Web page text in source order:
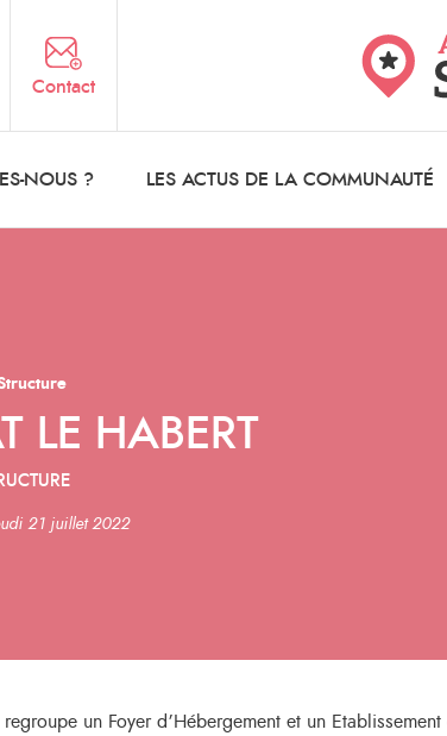
Contact
NOUS ? LES ACTUS DE LA COMMUNAUTÉ
LE HABERT
21 juillet 2022
regroupe un Foyer d’Hébergement et un